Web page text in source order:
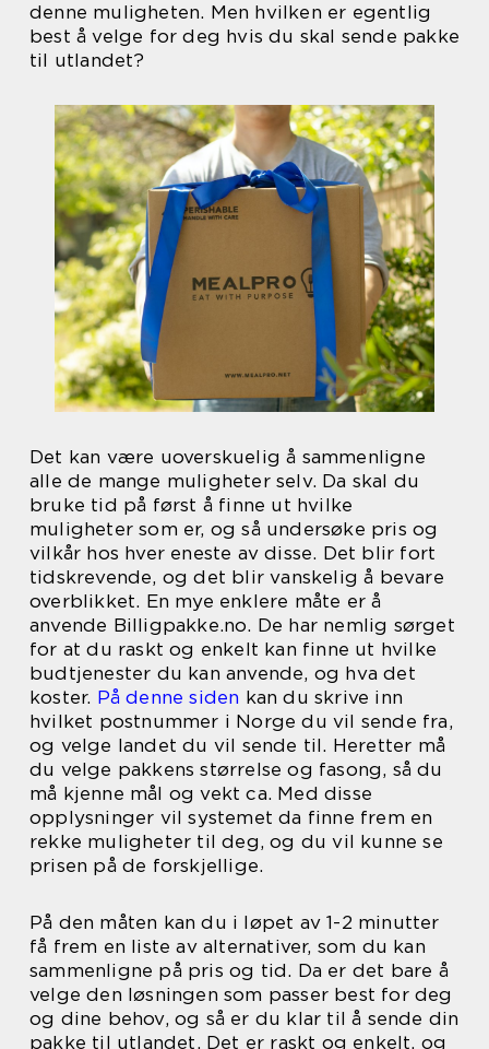
denne muligheten. Men hvilken er egentlig
best å velge for deg hvis du skal sende pakke
til utlandet?
Det kan være uoverskuelig å sammenligne
alle de mange muligheter selv. Da skal du
bruke tid på først å finne ut hvilke
muligheter som er, og så undersøke pris og
vilkår hos hver eneste av disse. Det blir fort
tidskrevende, og det blir vanskelig å bevare
overblikket. En mye enklere måte er å
anvende Billigpakke.no. De har nemlig sørget
for at du raskt og enkelt kan finne ut hvilke
budtjenester du kan anvende, og hva det
koster. På denne siden kan du skrive inn
hvilket postnummer i Norge du vil sende fra,
og velge landet du vil sende til. Heretter må
du velge pakkens størrelse og fasong, så du
må kjenne mål og vekt ca. Med disse
opplysninger vil systemet da finne frem en
rekke muligheter til deg, og du vil kunne se
prisen på de forskjellige.
På den måten kan du i løpet av 1-2 minutter
få frem en liste av alternativer, som du kan
sammenligne på pris og tid. Da er det bare å
velge den løsningen som passer best for deg
og dine behov, og så er du klar til å sende din
pakke til utlandet. Det er raskt og enkelt, og